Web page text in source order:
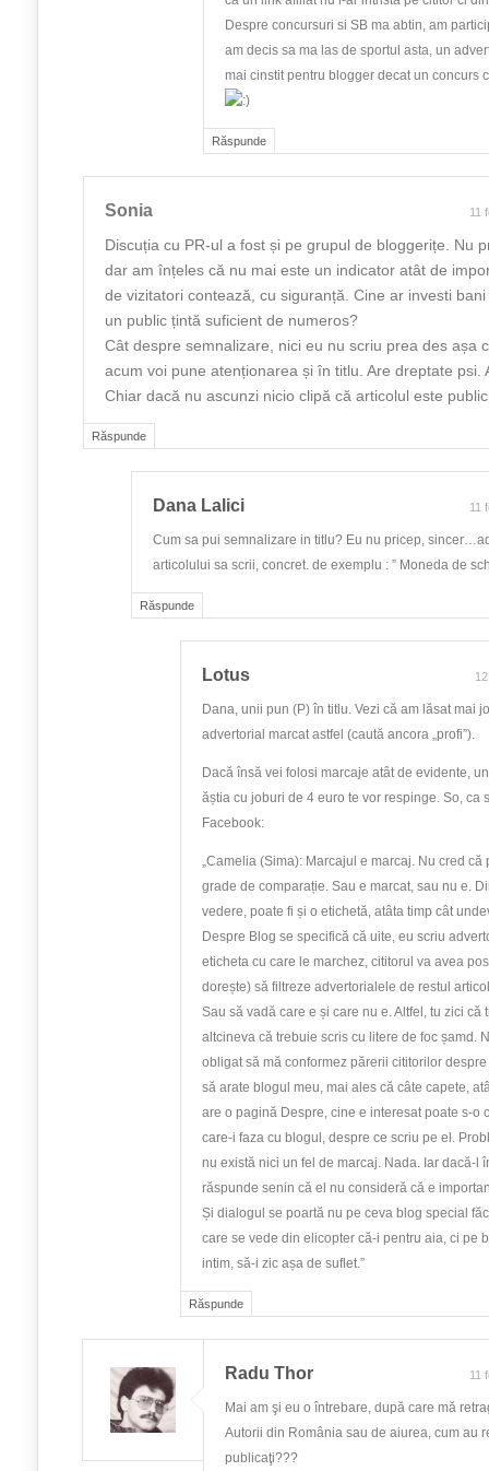
Răspunde
Despre concursuri si SB ma abtin, am
am decis sa ma las de sportul asta, un
mai cinstit pentru blogger decat un concurs
Răspunde
Sonia 11
Discuția cu PR-ul a fost și pe grupul de bloggerițe. Nu
dar am înțeles că nu mai este un indicator atât de
de vizitatori contează, cu siguranță. Cine ar investi
un public țintă suficient de numeros?
Cât despre semnalizare, nici eu nu scriu prea des așa
acum voi pune atenționarea și în titlu. Are dreptate psi.
Chiar dacă nu ascunzi nicio clipă că articolul este
Răspunde
Dana Lalici 11
Cum sa pui semnalizare in titlu? Eu nu pricep,
articolului sa scrii, concret. de exemplu : ” Moneda de
Răspunde
Lotus
Dana, unii pun (P) în titlu. Vezi că am lăsat mai
advertorial marcat astfel (caută ancora „profi”).
Dacă însă vei folosi marcaje atât de evidente,
ăștia cu joburi de 4 euro te vor respinge. So, ca
Facebook:
„Camelia (Sima): Marcajul e marcaj. Nu cred că
grade de comparație. Sau e marcat, sau nu e.
vedere, poate fi și o etichetă, atâta timp cât
Despre Blog se specifică că uite, eu scriu
eticheta cu care le marchez, cititorul va avea
dorește) să filtreze advertorialele de restul
Sau să vadă care e și care nu e. Altfel, tu zici că
altcineva că trebuie scris cu litere de foc șamd.
obligat să mă conformez părerii cititorilor
să arate blogul meu, mai ales că câte capete,
are o pagină Despre, cine e interesat poate s-o
care-i faza cu blogul, despre ce scriu pe el.
nu există nici un fel de marcaj. Nada. Iar dacă-l
răspunde senin că el nu consideră că e
Și dialogul se poartă nu pe ceva blog special
care se vede din elicopter că-i pentru aia, ci pe
intim, să-i zic așa de suflet.”
Radu Thor 11
Mai am şi eu o întrebare, după care mă
Autorii din România sau de aiurea, cum au
publicaţi???